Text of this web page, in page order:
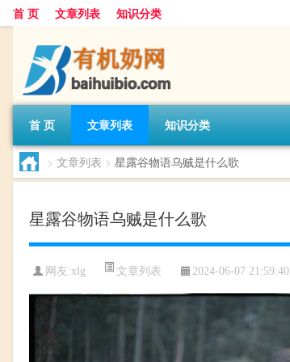
首 页 文章列表 知识分类
首 页 文章列表 知识分类
> 文章列表 > 星露谷物语乌贼是什么歌
星露谷物语乌贼是什么歌
网友:xlg 文章列表 2024-06-07 21:59:40